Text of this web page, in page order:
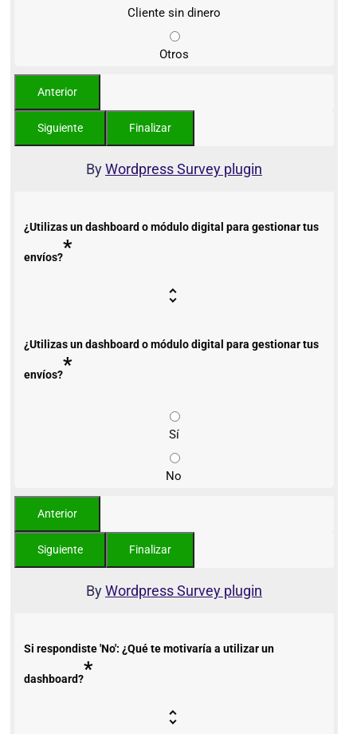
Cliente sin dinero
Otros
ByWordpress Survey plugin
¿Utilizas un dashboard o módulo digital para gestionar tus
envíos?*
¿Utilizas un dashboard o módulo digital para gestionar tus
envíos?*
Sí
No
ByWordpress Survey plugin
Si respondiste 'No': ¿Qué te motivaría a utilizar un
dashboard?*